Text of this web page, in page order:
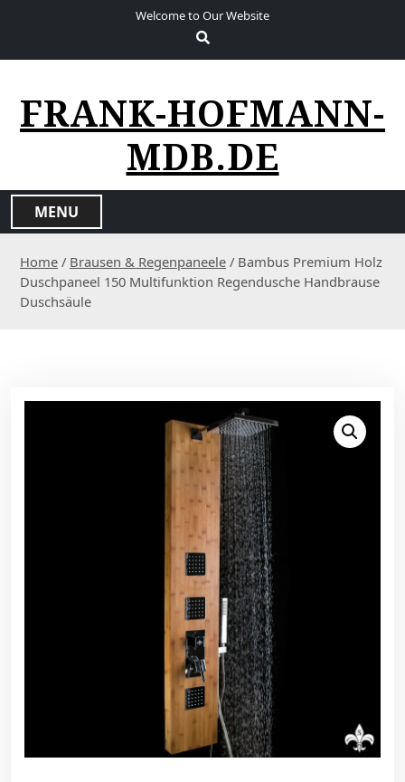
Welcome to Our Website
FRANK-HOFMANN-
MDB.DE
MENU
Home / Brausen & Regenpaneele / Bambus Premium Holz
Duschpaneel 150 Multifunktion Regendusche Handbrause
Duschsäule